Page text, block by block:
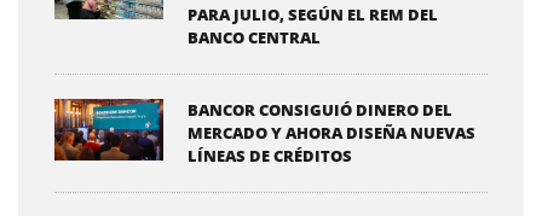
PARA JULIO, SEGÚN EL REM DEL
BANCO CENTRAL
BANCOR CONSIGUIÓ DINERO DEL
MERCADO Y AHORA DISEÑA NUEVAS
LÍNEAS DE CRÉDITOS